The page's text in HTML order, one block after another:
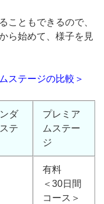
こともできるので、
ら始めて、様子を見
ステージの比較＞
ダ
テ
プレミア
ムステー
ジ
有料
＜30日間
コース＞